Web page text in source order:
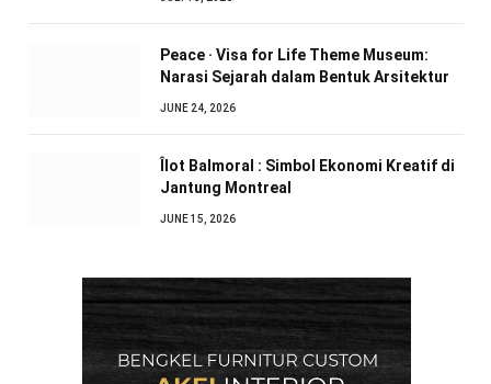
Peace · Visa for Life Theme Museum:
Narasi Sejarah dalam Bentuk Arsitektur
JUNE 24, 2026
Îlot Balmoral : Simbol Ekonomi Kreatif di
Jantung Montreal
JUNE 15, 2026